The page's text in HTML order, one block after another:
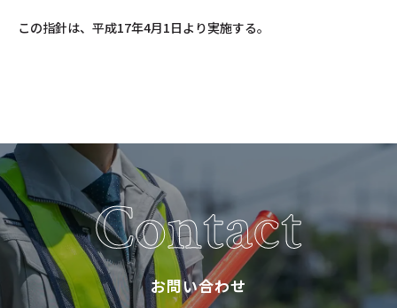
この指針は、平成17年4月1日より実施する。
Contact
お問い合わせ